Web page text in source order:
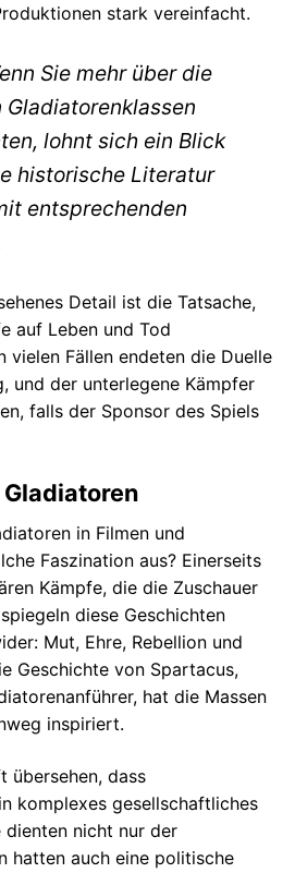
stark vereinfacht.
Sie mehr über die
lohnt sich ein Blick
historische Literatur
entsprechenden
Detail ist die Tatsache,
auf Leben und Tod
vielen Fällen endeten die Duelle
und der unterlegene Kämpfer
falls der Sponsor des Spiels
in Filmen und
Faszination aus? Einerseits
Kämpfe, die die Zuschauer
diese Geschichten
Mut, Ehre, Rebellion und
Geschichte von Spartacus,
hat die Massen
inspiriert.
übersehen, dass
komplexes gesellschaftliches
dienten nicht nur der
hatten auch eine politische